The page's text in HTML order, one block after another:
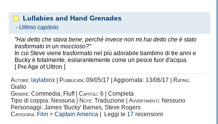
Lullabies and Hand Grenades
- Ultimo capitolo
"Hai detto che stava bene, perché invece non mi hai detto che è stato
trasformato in un moccioso?"
In cui Steve viene trasformato nel più adorabile bambino di tre anni e
Bucky è totalmente, esilarantemente come un pesce fuor d'acqua.
[ Pre Age of Ultron ]
Autore: laylabinx Pubblicata: 09/05/17 | Aggiornata: 13/06/17 |
Rating:
Giallo
Genere: Commedia, Fluff | Capitoli: 6 | Completa
Tipo di coppia: Nessuna |
Note: Traduzione | Avvertimenti: Nessuno
Personaggi: James 'Bucky' Barnes, Steve Rogers
Categoria: Film > Captain America | Leggi le 17 recensioni